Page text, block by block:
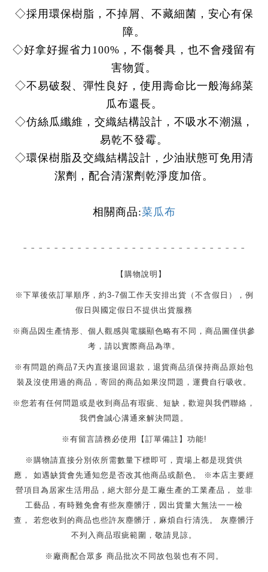
◇採用環保樹脂，不掉屑、不藏細菌，安心有保
障。
◇好拿好握省力100%，不傷餐具，也不會殘留有
害物質。
◇不易破裂、彈性良好，使用壽命比一般海綿菜
瓜布還長。
◇仿絲瓜纖維，交織結構設計，不吸水不潮濕，
易乾不發霉。
◇環保樹脂及交織結構設計，少油狀態可免用清
潔劑，配合清潔劑乾淨度加倍。
相關商品:菜瓜布
- - - - - - - - - - - - - - - - - - - - - - - - - - - - -
【購物說明】
※下單後依訂單順序，約3-7個工作天安排出貨（不含假日），例
假日與國定假日不提供出貨服務
※商品因生產情形、個人觀感與電腦顯色略有不同，商品圖僅供參
考，請以實際商品為準。
※有問題的商品7天內直接退回退款，退貨商品須保持商品原始包
裝及沒使用過的商品，寄回的商品如果沒問題，運費自行吸收。
※您若有任何問題或是收到商品有瑕疵、短缺，歡迎與我們聯絡，
我們會誠心溝通來解決問題。
※有留言請務必使用【訂單備註】功能!
※購物請直接分別依所需數量下標即可，賣場上都是現貨供
應，
如遇缺貨會先通知您是否改其他商品或顏色。
※本店主要經
營項目為居家生活用品，絕大部分是工廠生產的工業產品，
並非
工藝品，有時難免會有些灰塵髒汙，因出貨量大無法一一檢
查，
若您收到的商品也些許灰塵髒汙，麻煩自行清洗。
灰塵髒汙
不列入商品瑕疵範圍，敬請見諒。
※廠商配合眾多 商品批次不同故包裝也有不同。